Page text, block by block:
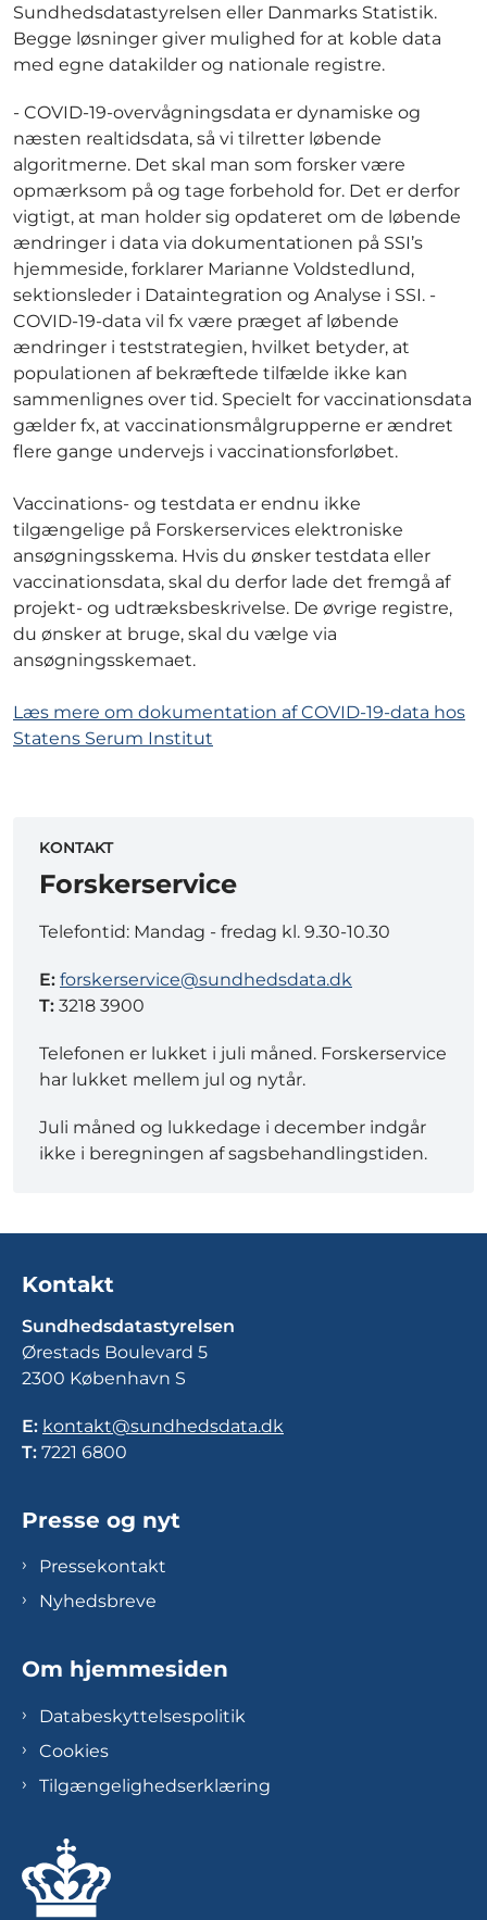
Sundhedsdatastyrelsen eller Danmarks Statistik.
Begge løsninger giver mulighed for at koble data
med egne datakilder og nationale registre.
- COVID-19-overvågningsdata er dynamiske og
næsten realtidsdata, så vi tilretter løbende
algoritmerne. Det skal man som forsker være
opmærksom på og tage forbehold for. Det er derfor
vigtigt, at man holder sig opdateret om de løbende
ændringer i data via dokumentationen på SSI’s
hjemmeside, forklarer Marianne Voldstedlund,
sektionsleder i Dataintegration og Analyse i SSI. -
COVID-19-data vil fx være præget af løbende
ændringer i teststrategien, hvilket betyder, at
populationen af bekræftede tilfælde ikke kan
sammenlignes over tid. Specielt for vaccinationsdata
gælder fx, at vaccinationsmålgrupperne er ændret
flere gange undervejs i vaccinationsforløbet.
Vaccinations- og testdata er endnu ikke
tilgængelige på Forskerservices elektroniske
ansøgningsskema. Hvis du ønsker testdata eller
vaccinationsdata, skal du derfor lade det fremgå af
projekt- og udtræksbeskrivelse. De øvrige registre,
du ønsker at bruge, skal du vælge via
ansøgningsskemaet.
Læs mere om dokumentation af COVID-19-data hos
Statens Serum Institut
KONTAKT
Forskerservice
Telefontid: Mandag - fredag kl. 9.30-10.30
E: forskerservice@sundhedsdata.dk
T: 3218 3900
Telefonen er lukket i juli måned. Forskerservice
har lukket mellem jul og nytår.
Juli måned og lukkedage i december indgår
ikke i beregningen af sagsbehandlingstiden.
Kontakt
Sundhedsdatastyrelsen
Ørestads Boulevard 5
2300 København S
E: kontakt@sundhedsdata.dk
T: 7221 6800
Presse og nyt
Pressekontakt
Nyhedsbreve
Om hjemmesiden
Databeskyttelsespolitik
Cookies
Tilgængelighedserklæring